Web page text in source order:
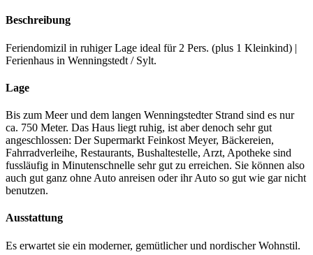
Beschreibung
Feriendomizil in ruhiger Lage ideal für 2 Pers. (plus 1 Kleinkind) |
Ferienhaus in Wenningstedt / Sylt.
Lage
Bis zum Meer und dem langen Wenningstedter Strand sind es nur
ca. 750 Meter. Das Haus liegt ruhig, ist aber denoch sehr gut
angeschlossen: Der Supermarkt Feinkost Meyer, Bäckereien,
Fahrradverleihe, Restaurants, Bushaltestelle, Arzt, Apotheke sind
fussläufig in Minutenschnelle sehr gut zu erreichen. Sie können also
auch gut ganz ohne Auto anreisen oder ihr Auto so gut wie gar nicht
benutzen.
Ausstattung
Es erwartet sie ein moderner, gemütlicher und nordischer Wohnstil.